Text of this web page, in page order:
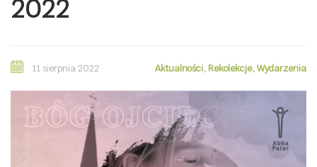
2022
11 sierpnia 2022 Aktualności, Rekolekcje,Wydarzenia